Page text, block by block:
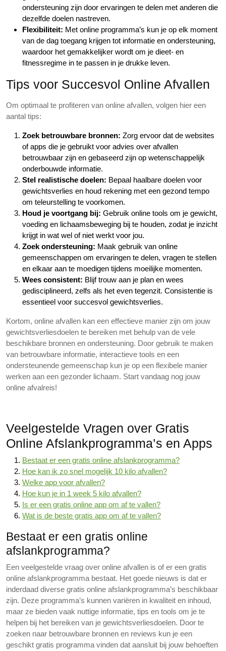
ondersteuning zijn door ervaringen te delen met anderen die
dezelfde doelen nastreven.
Flexibiliteit: Met online programma’s kun je op elk moment
van de dag toegang krijgen tot informatie en ondersteuning,
waardoor het gemakkelijker wordt om je dieet- en
fitnessregime in te passen in je drukke leven.
Tips voor Succesvol Online Afvallen
Om optimaal te profiteren van online afvallen, volgen hier een
aantal tips:
Zoek betrouwbare bronnen: Zorg ervoor dat de websites
of apps die je gebruikt voor advies over afvallen
betrouwbaar zijn en gebaseerd zijn op wetenschappelijk
onderbouwde informatie.
Stel realistische doelen: Bepaal haalbare doelen voor
gewichtsverlies en houd rekening met een gezond tempo
om teleurstelling te voorkomen.
Houd je voortgang bij: Gebruik online tools om je gewicht,
voeding en lichaamsbeweging bij te houden, zodat je inzicht
krijgt in wat wel of niet werkt voor jou.
Zoek ondersteuning: Maak gebruik van online
gemeenschappen om ervaringen te delen, vragen te stellen
en elkaar aan te moedigen tijdens moeilijke momenten.
Wees consistent: Blijf trouw aan je plan en wees
gedisciplineerd, zelfs als het even tegenzit. Consistentie is
essentieel voor succesvol gewichtsverlies.
Kortom, online afvallen kan een effectieve manier zijn om jouw
gewichtsverliesdoelen te bereiken met behulp van de vele
beschikbare bronnen en ondersteuning. Door gebruik te maken
van betrouwbare informatie, interactieve tools en een
ondersteunende gemeenschap kun je op een flexibele manier
werken aan een gezonder lichaam. Start vandaag nog jouw
online afvalreis!
Veelgestelde Vragen over Gratis
Online Afslankprogramma’s en Apps
Bestaat er een gratis online afslankprogramma?
Hoe kan ik zo snel mogelijk 10 kilo afvallen?
Welke app voor afvallen?
Hoe kun je in 1 week 5 kilo afvallen?
Is er een gratis online app om af te vallen?
Wat is de beste gratis app om af te vallen?
Bestaat er een gratis online
afslankprogramma?
Een veelgestelde vraag over online afvallen is of er een gratis
online afslankprogramma bestaat. Het goede nieuws is dat er
inderdaad diverse gratis online afslankprogramma’s beschikbaar
zijn. Deze programma’s kunnen variëren in kwaliteit en inhoud,
maar ze bieden vaak nuttige informatie, tips en tools om je te
helpen bij het bereiken van je gewichtsverliesdoelen. Door te
zoeken naar betrouwbare bronnen en reviews kun je een
geschikt gratis programma vinden dat aansluit bij jouw behoeften